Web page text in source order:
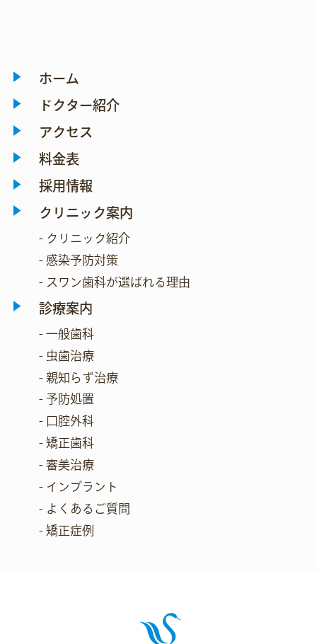
ホーム
ドクター紹介
アクセス
料金表
採用情報
クリニック案内
- クリニック紹介
- 感染予防対策
- スワン歯科が選ばれる理由
診療案内
- 一般歯科
- 虫歯治療
- 親知らず治療
- 予防処置
- 口腔外科
- 矯正歯科
- 審美治療
- インプラント
- よくあるご質問
- 矯正症例